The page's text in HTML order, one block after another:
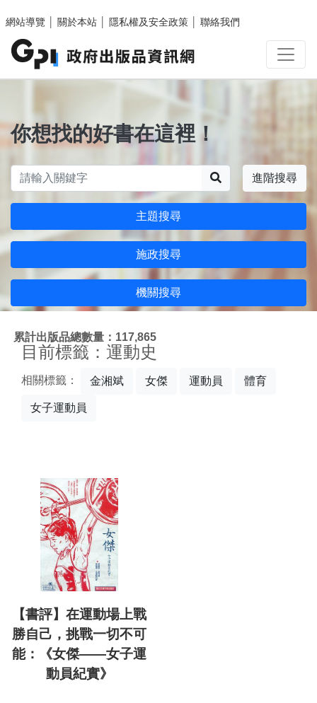
網站導覽
關於本站 隱私權及安全政策 聯絡我們
你想找的好書在這裡！
進階搜尋
主題搜尋
施政搜尋
機關搜尋
累計出版品總數量：117,865
目前標籤：運動史
相關標籤： 金湘斌 女傑 運動員 體育
女子運動員
【書評】在運動場上戰
勝自己，挑戰一切不可
能：《女傑——女子運
動員紀實》